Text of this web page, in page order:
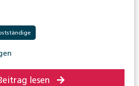
lesen